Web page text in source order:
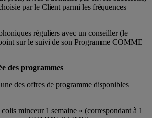
par le Client parmi les fréquences
réguliers avec un conseiller (le
sur le suivi de son Programme COMME
des programmes
des offres de programme disponibles
minceur 1 semaine » (correspondant à 1